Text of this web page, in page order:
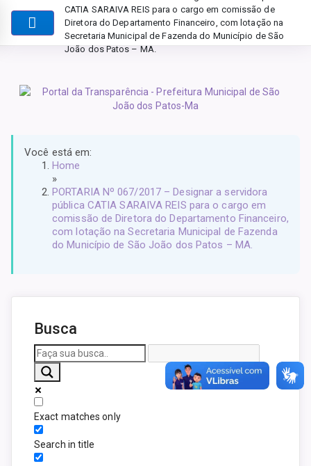
CATIA SARAIVA REIS para o cargo em comissão de
Diretora do Departamento Financeiro, com lotação na
Secretaria Municipal de Fazenda do Município de São
João dos Patos – MA.
Você está em:
Home
»
PORTARIA Nº 067/2017 – Designar a servidora
pública CATIA SARAIVA REIS para o cargo em
comissão de Diretora do Departamento Financeiro,
com lotação na Secretaria Municipal de Fazenda
do Município de São João dos Patos – MA.
Busca
Exact matches only
Search in title